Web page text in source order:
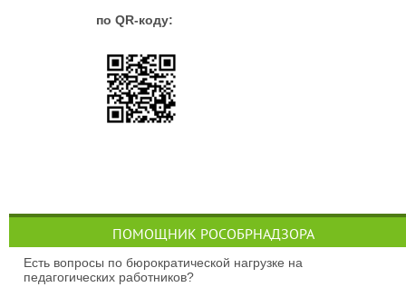
по QR-коду:
ПОМОЩНИК РОСОБРНАДЗОРА
Есть вопросы по бюрократической нагрузке на
педагогических работников?